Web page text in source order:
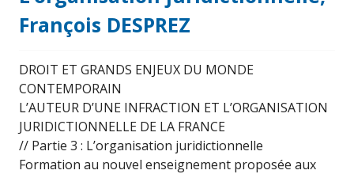
François DESPREZ
DROIT ET GRANDS ENJEUX DU MONDE
CONTEMPORAIN
L’AUTEUR D’UNE INFRACTION ET L’ORGANISATION
JURIDICTIONNELLE DE LA FRANCE
// Partie 3 : L’organisation juridictionnelle
Formation au nouvel enseignement proposée aux